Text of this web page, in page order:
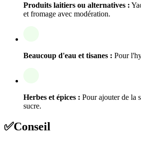
Produits laitiers ou alternatives :
et fromage avec modération.
Beaucoup d'eau et tisanes : Pour
Herbes et épices : Pour ajouter de la
sucre.
✅Conseil